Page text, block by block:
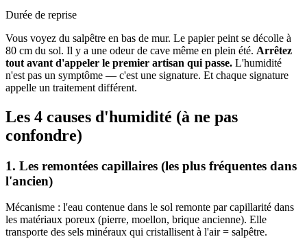
Durée de reprise
Vous voyez du salpêtre en bas de mur. Le papier peint se décolle à
80 cm du sol. Il y a une odeur de cave même en plein été. Arrêtez
tout avant d'appeler le premier artisan qui passe. L'humidité
n'est pas un symptôme — c'est une signature. Et chaque signature
appelle un traitement différent.
Les 4 causes d'humidité (à ne pas
confondre)
1. Les remontées capillaires (les plus fréquentes dans
l'ancien)
Mécanisme : l'eau contenue dans le sol remonte par capillarité dans
les matériaux poreux (pierre, moellon, brique ancienne). Elle
transporte des sels minéraux qui cristallisent à l'air = salpêtre.